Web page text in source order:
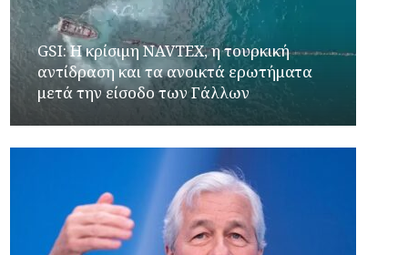
GSI: Η κρίσιμη NAVTEX, η τουρκική
αντίδραση και τα ανοικτά ερωτήματα
μετά την είσοδο των Γάλλων